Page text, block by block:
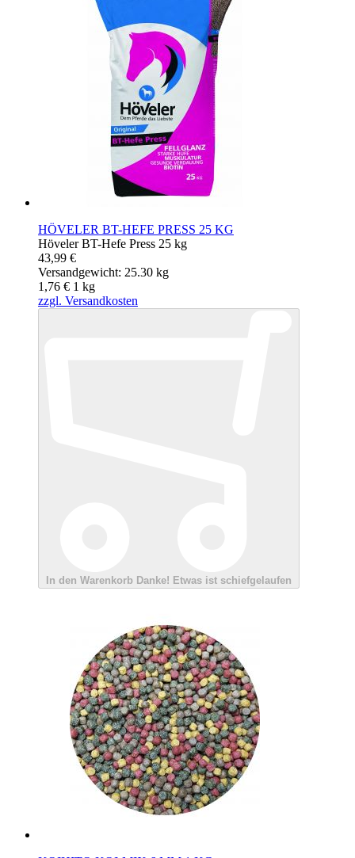
HÖVELER BT-HEFE PRESS 25 KG
Höveler BT-Hefe Press 25 kg
43,99 €
Versandgewicht: 25.30 kg
1,76 € 1 kg
zzgl. Versandkosten
In den Warenkorb Danke! Etwas ist schiefgelaufen